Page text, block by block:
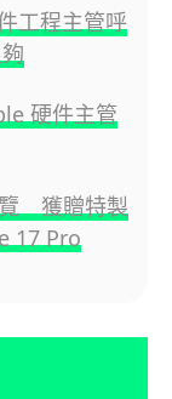
工程主管呼
硬件主管
獲贈特製
17 Pro